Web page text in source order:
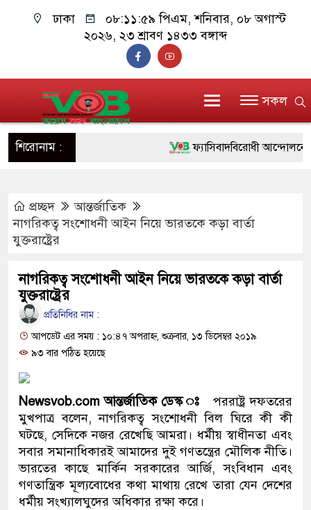
ঢাকা ০৮:১২:০০ পিএম, শনিবার, ০৮ অগাস্ট
২০২৬, ২৩ শ্রাবণ ১৪৩৩ বঙ্গাব্দ
সকল
শিরোনাম : ফ্যাসিবাদবিরোধী আন্দোলনে
২৮ লাখ টাকার জাল নোটসহ
থানা পুলিশ
যেকোনো সময় বেনজীরের
নেতৃত্ব ও গণতন্ত্রের মূর্তমান
প্রচ্ছদ
আন্তর্জাতিক
নাগরিকত্ব সংশোধনী আইন নিয়ে ভারতকে কড়া বার্তা
যুক্তরাষ্ট্রের
নাগরিকত্ব সংশোধনী আইন নিয়ে ভারতকে কড়া বার্তা
যুক্তরাষ্ট্রের
প্রতিনিধির নাম :
আপডেট এর সময় : ১০:৪৭ অপরাহ্ন, শুক্রবার, ১৩ ডিসেম্বর ২০১৯
৯৩ বার পঠিত হয়েছে
Newsvob.com আন্তর্জাতিক ডেস্ক ঃ পররাষ্ট্র দফতরের
মুখপাত্র বলেন, নাগরিকত্ব সংশোধনী বিল ঘিরে কী কী
ঘটছে, সেদিকে নজর রেখেছি আমরা। ধর্মীয় স্বাধীনতা এবং
সবার সমানাধিকারই আমাদের দুই গণতন্ত্রের মৌলিক নীতি।
ভারতের কাছে মার্কিন সরকারের আর্জি, সংবিধান এবং
গণতান্ত্রিক মূল্যবোধের কথা মাথায় রেখে তারা যেন দেশের
ধর্মীয় সংখ্যালঘুদের অধিকার রক্ষা করে।